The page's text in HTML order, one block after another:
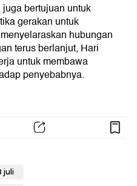
bertujuan untuk
gerakan untuk
hubungan
terus berlanjut, Hari
untuk membawa
penyebabnya.
juli